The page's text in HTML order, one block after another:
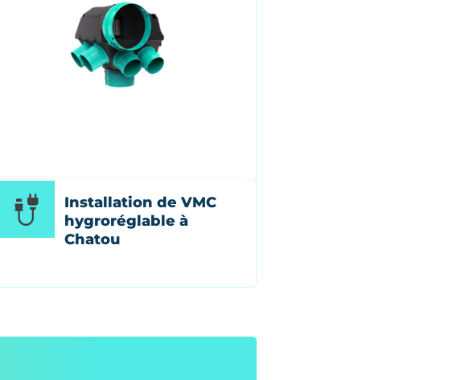
Installation de VMC
hygroréglable à
Chatou